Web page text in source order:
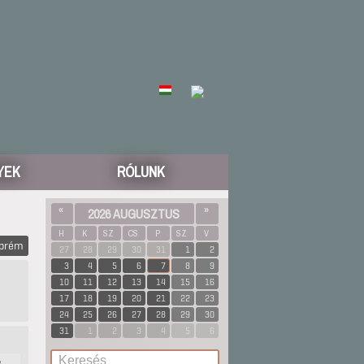
RÓLUNK
« 2026 AUGUSZTUS »
H K SZ CS P SZ
V
27
28 29 30 31 1
2
3
4 5 6 7 8
9
10
11 12 13 14 15
16
17
18 19 20 21 22
23
24
25 26 27 28 29
30
31
1 2 3 4 5 6